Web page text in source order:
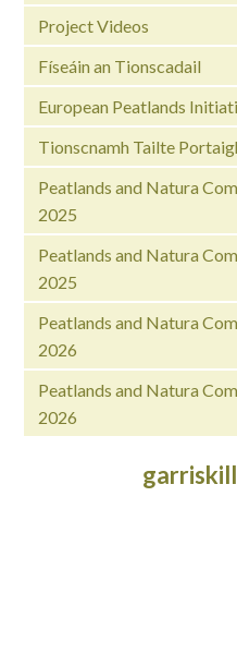
Project Videos
Físeáin an Tionscadail
European Peatlands
Tionscnamh Tailte
Peatlands and Natura
2025
Peatlands and Natura
2025
Peatlands and Natura
2026
Peatlands and Natura
2026